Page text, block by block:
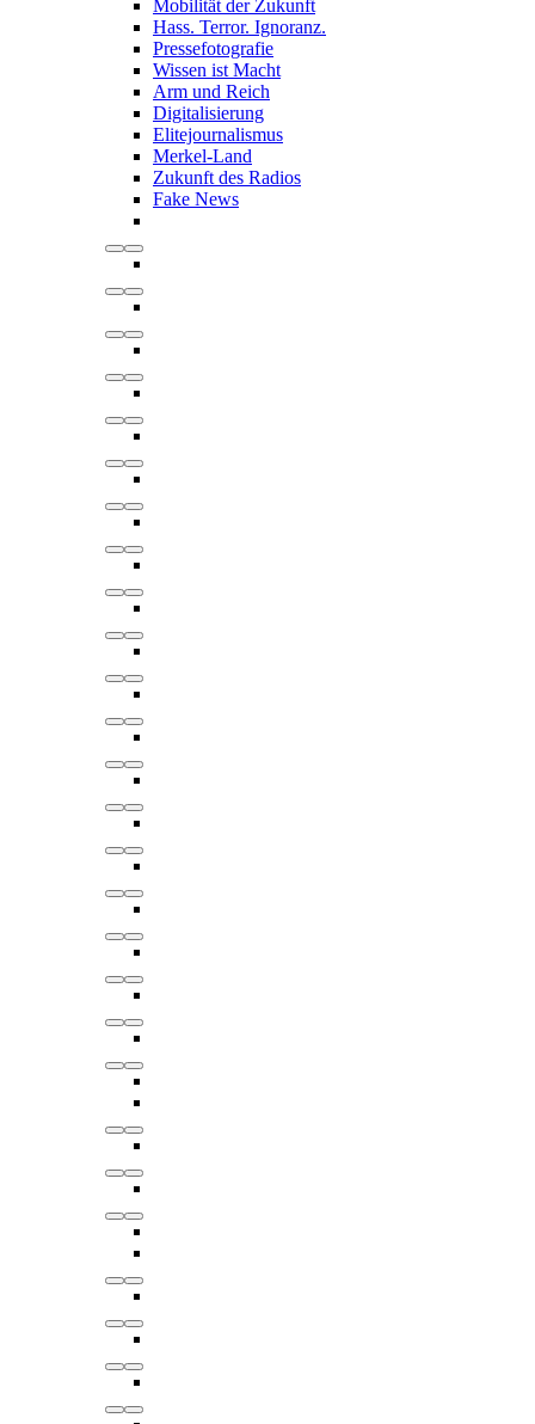
Mobilität der Zukunft
Hass. Terror. Ignoranz.
Pressefotografie
Wissen ist Macht
Arm und Reich
Digitalisierung
Elitejournalismus
Merkel-Land
Zukunft des Radios
Fake News